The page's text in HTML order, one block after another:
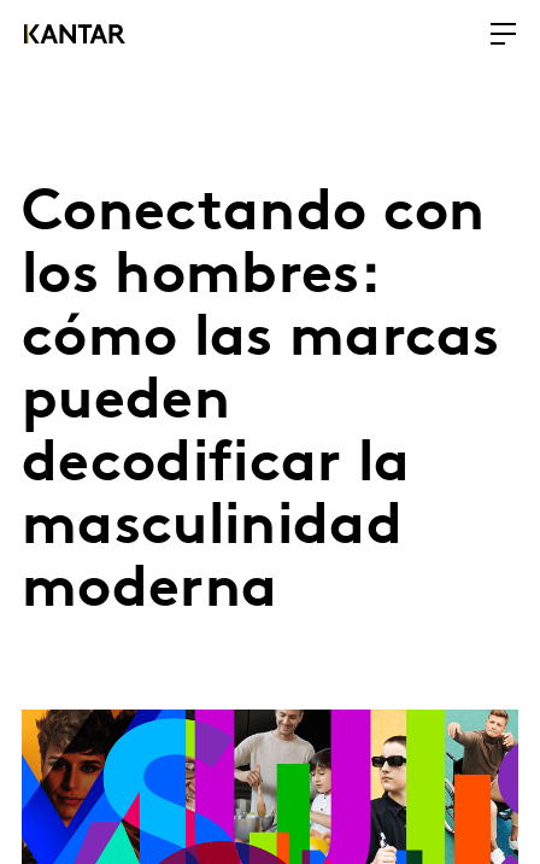
Conectando con
los hombres:
cómo las marcas
pueden
decodificar la
masculinidad
moderna